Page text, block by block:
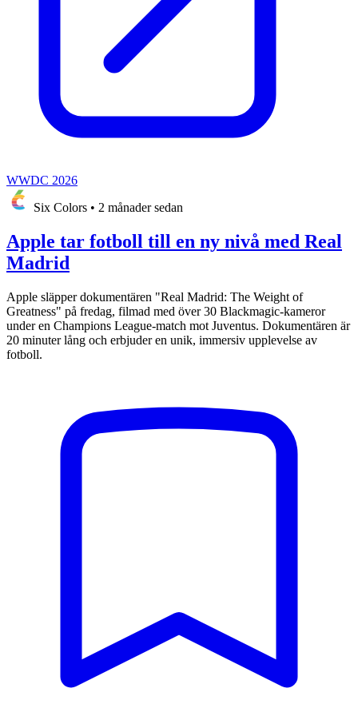
WWDC 2026
Six Colors • 2 månader sedan
Apple tar fotboll till en ny nivå med Real
Madrid
Apple släpper dokumentären "Real Madrid: The Weight of
Greatness" på fredag, filmad med över 30 Blackmagic-kameror
under en Champions League-match mot Juventus. Dokumentären är
20 minuter lång och erbjuder en unik, immersiv upplevelse av
fotboll.